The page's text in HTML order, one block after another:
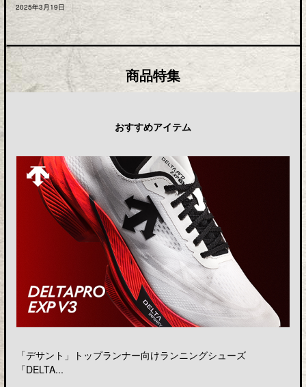
2025年3月19日
商品特集
おすすめアイテム
「デサント」トップランナー向けランニングシューズ
「DELTA...